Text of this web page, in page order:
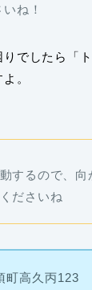
ね！
でしたら「
。
するので、向
ださいね
町高久丙123